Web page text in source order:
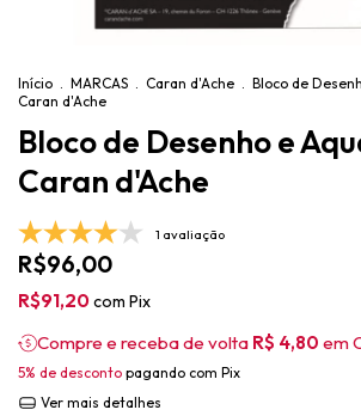
Início . MARCAS . Caran d'Ache . Bloco de
Caran d'Ache
Bloco de Desenho e
Caran d'Ache
1 avaliação
R$96,00
R$91,20com Pix
Compre e receba de volta R$ 4,80 em
5% de desconto pagando com Pix
Ver mais detalhes